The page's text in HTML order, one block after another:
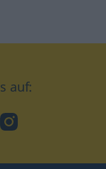
auf:
Instagram